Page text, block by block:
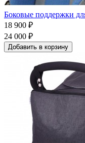
Боковые поддержки
18 900 ₽
24 000 ₽
Добавить в корзину